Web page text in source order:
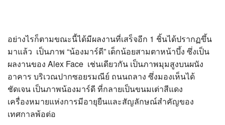
อย่างไรก็ตามขณะนี้ได้มีผลงานที่เสร็จอีก 1 ชิ้นได้ปรากฏขึ้น
มาแล้ว เป็นภาพ “น้องมาร์ดี” เด็กน้อยสามตาหน้าบึ้ง ซึ่งเป็น
ผลงานของ Alex Face เช่นเดียวกัน เป็นภาพมุมสูงบนผนัง
อาคาร บริเวณปากซอยรมณีย์ ถนนถลาง ซึ่งมองเห็นได้
ชัดเจน เป็นภาพน้องมาร์ดี ที่กลายเป็นขนมเต่าสีแดง
เครื่องหมายแห่งการมีอายุยืนและสัญลักษณ์สำคัญของ
เทศกาลพ้อต่อ